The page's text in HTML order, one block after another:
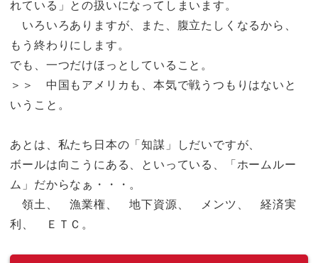
れている」との扱いになってしまいます。
いろいろありますが、また、腹立たしくなるから、
もう終わりにします。
でも、一つだけほっとしていること。
＞＞ 中国もアメリカも、本気で戦うつもりはないと
いうこと。
あとは、私たち日本の「知謀」しだいですが、
ボールは向こうにある、といっている、「ホームルー
ム」だからなぁ・・・。
領土、 漁業権、 地下資源、 メンツ、 経済実
利、 ＥＴＣ。